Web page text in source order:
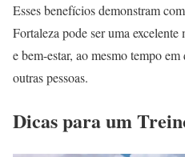
Esses benefícios demonstram
Fortaleza pode ser uma
e bem-estar, ao mesmo tempo
outras pessoas.
Dicas para um